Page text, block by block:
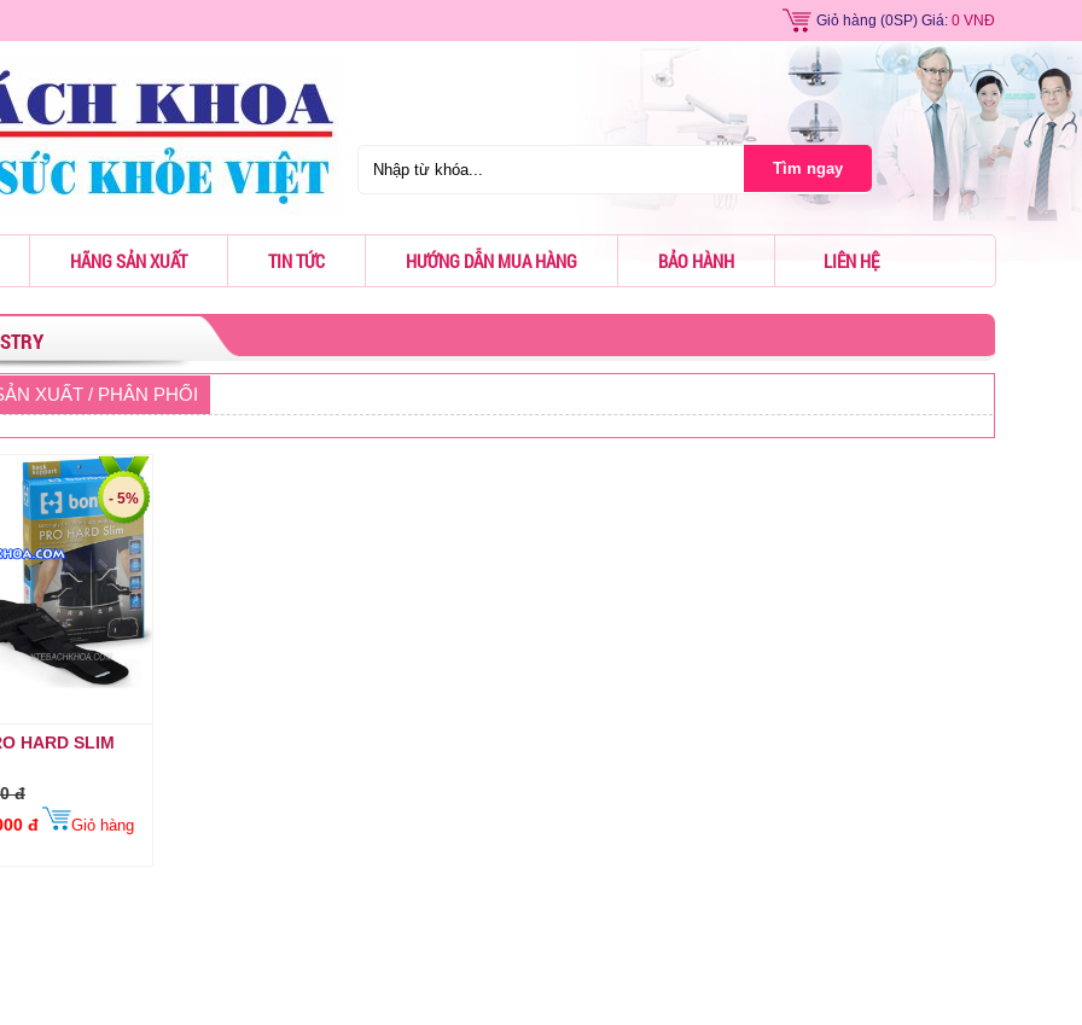
Giỏ hàng (0SP) Giá: 0 VNĐ
Tìm ngay
HÃNG SẢN XUẤT TIN TỨC HƯỚNG DẪN MUA HÀNG BẢO HÀNH LIÊN HỆ
XUẤT / PHÂN PHỐI
HARD SLIM
đ
đ Giỏ hàng
- 5%